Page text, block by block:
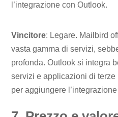
l’integrazione con Outlook.
Vincitore: Legare. Mailbird
vasta gamma di servizi,
profonda. Outlook si integra
servizi e applicazioni di
per aggiungere